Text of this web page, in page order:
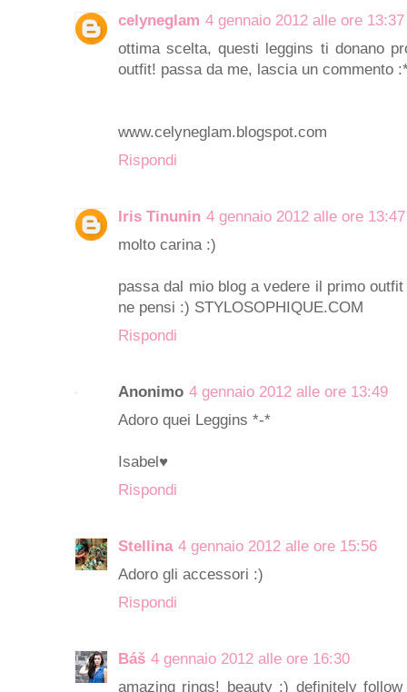
celyneglam 4 gennaio 2012 alle ore 13:37
ottima scelta, questi leggins ti donano
outfit! passa da me, lascia un commento
www.celyneglam.blogspot.com
Rispondi
Iris Tinunin 4 gennaio 2012 alle ore 13:47
molto carina :)
passa dal mio blog a vedere il primo
ne pensi :) STYLOSOPHIQUE.COM
Rispondi
Anonimo 4 gennaio 2012 alle ore 13:49
Adoro quei Leggins *-*
Isabel♥
Rispondi
Stellina 4 gennaio 2012 alle ore 15:56
Adoro gli accessori :)
Rispondi
Báš 4 gennaio 2012 alle ore 16:30
amazing rings! beauty :) definitely